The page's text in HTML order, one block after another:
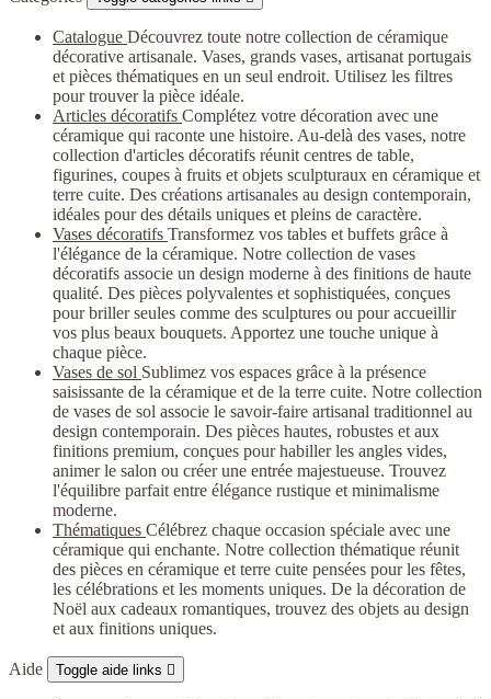
Catalogue Découvrez toute notre collection de céramique
décorative artisanale. Vases, grands vases, artisanat portugais
et pièces thématiques en un seul endroit. Utilisez les filtres
pour trouver la pièce idéale.
Articles décoratifs Complétez votre décoration avec une
céramique qui raconte une histoire. Au-delà des vases, notre
collection d'articles décoratifs réunit centres de table,
figurines, coupes à fruits et objets sculpturaux en céramique et
terre cuite. Des créations artisanales au design contemporain,
idéales pour des détails uniques et pleins de caractère.
Vases décoratifs Transformez vos tables et buffets grâce à
l'élégance de la céramique. Notre collection de vases
décoratifs associe un design moderne à des finitions de haute
qualité. Des pièces polyvalentes et sophistiquées, conçues
pour briller seules comme des sculptures ou pour accueillir
vos plus beaux bouquets. Apportez une touche unique à
chaque pièce.
Vases de sol Sublimez vos espaces grâce à la présence
saisissante de la céramique et de la terre cuite. Notre collection
de vases de sol associe le savoir-faire artisanal traditionnel au
design contemporain. Des pièces hautes, robustes et aux
finitions premium, conçues pour habiller les angles vides,
animer le salon ou créer une entrée majestueuse. Trouvez
l'équilibre parfait entre élégance rustique et minimalisme
moderne.
Thématiques Célébrez chaque occasion spéciale avec une
céramique qui enchante. Notre collection thématique réunit
des pièces en céramique et terre cuite pensées pour les fêtes,
les célébrations et les moments uniques. De la décoration de
Noël aux cadeaux romantiques, trouvez des objets au design
et aux finitions uniques.
Aide Toggle aide links 